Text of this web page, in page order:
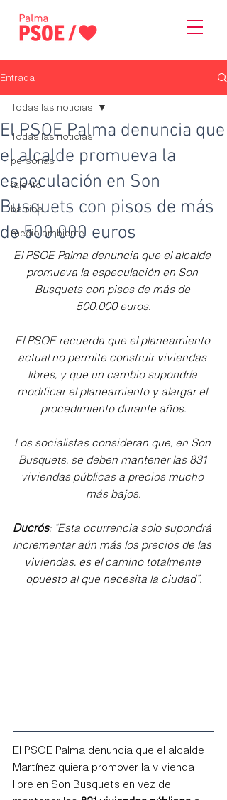
Entrada
Todas las noticias
personas
talento
barrios
medio ambiente
Todas las noticias
El PSOE Palma denuncia que
el alcalde promueva la
especulación en Son
Busquets con pisos de más
de 500.000 euros
El PSOE Palma denuncia que el alcalde
promueva la especulación en Son
Busquets con pisos de más de
500.000 euros.
El PSOE recuerda que el planeamiento
actual no permite construir viviendas
libres, y que un cambio supondría
modificar el planeamiento y alargar el
procedimiento durante años.
Los socialistas consideran que, en Son
Busquets, se deben mantener las 831
viviendas públicas a precios mucho
más bajos.
Ducrós: “Esta ocurrencia solo supondrá
incrementar aún más los precios de las
viviendas, es el camino totalmente
opuesto al que necesita la ciudad”.
El PSOE Palma denuncia que el alcalde
Martínez quiera promover la vivienda
libre en Son Busquets en vez de